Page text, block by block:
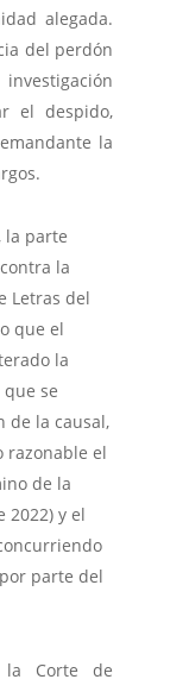
alegada.
del perdón
el despido,
la
la parte
la
Letras del
que el
la
se
de la causal,
razonable el
de la
2022) y el
parte del
la Corte de